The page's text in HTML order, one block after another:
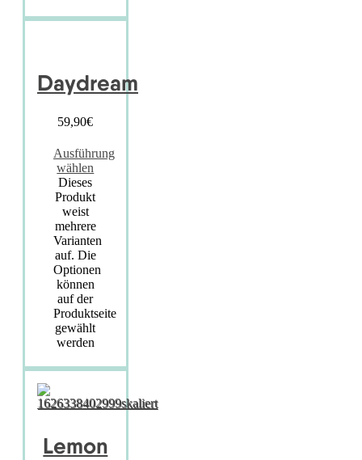
Daydream
59,90€
Ausführung
wählen
Dieses
Produkt
weist
mehrere
Varianten
auf. Die
Optionen
können
auf der
Produktseite
gewählt
werden
Lemon